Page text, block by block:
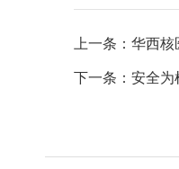
上一条：华西
下一条：安全